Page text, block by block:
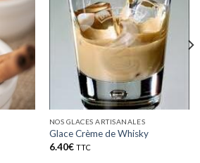
NOS GLACES ARTISANALES
Glace Crème de Whisky
6.40€ TTC